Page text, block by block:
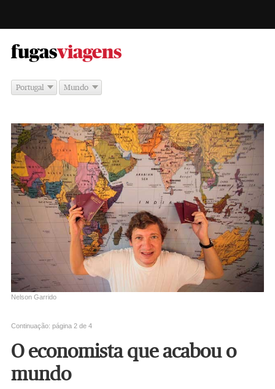
fugas -
viagens
Portugal Mundo
Nelson Garrido
Continuação: página 2 de 4
O economista que acabou o
mundo